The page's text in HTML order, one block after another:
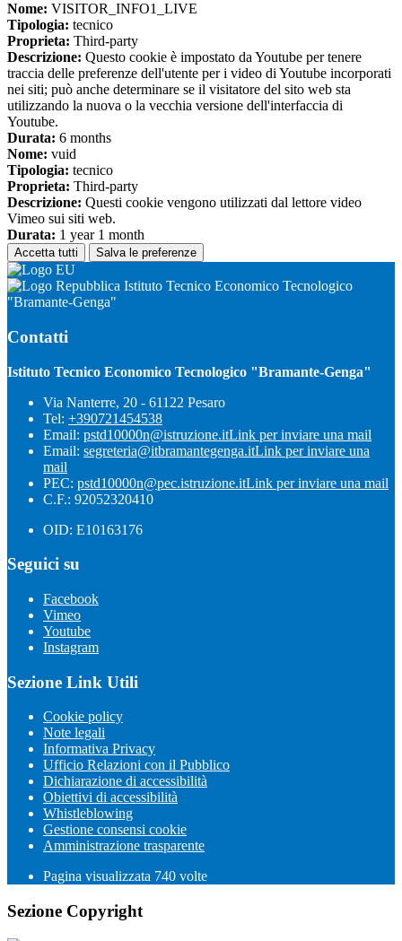
Nome: VISITOR_INFO1_LIVE
Tipologia: tecnico
Proprieta: Third-party
Descrizione: Questo cookie è impostato da Youtube per tenere
traccia delle preferenze dell'utente per i video di Youtube incorporati
nei siti; può anche determinare se il visitatore del sito web sta
utilizzando la nuova o la vecchia versione dell'interfaccia di
Youtube.
Durata: 6 months
Nome: vuid
Tipologia: tecnico
Proprieta: Third-party
Descrizione: Questi cookie vengono utilizzati dal lettore video
Vimeo sui siti web.
Durata: 1 year 1 month
Accetta tutti Salva le preferenze
Istituto Tecnico Economico Tecnologico
"Bramante-Genga"
Contatti
Istituto Tecnico Economico Tecnologico "Bramante-Genga"
Via Nanterre, 20 - 61122 Pesaro
Tel: +390721454538
Email: pstd10000n@istruzione.itLink per inviare una mail
Email: segreteria@itbramantegenga.itLink per inviare una
mail
PEC: pstd10000n@pec.istruzione.itLink per inviare una mail
C.F.: 92052320410
OID: E10163176
Seguici su
Facebook
Vimeo
Youtube
Instagram
Sezione Link Utili
Cookie policy
Note legali
Informativa Privacy
Ufficio Relazioni con il Pubblico
Dichiarazione di accessibilità
Obiettivi di accessibilità
Whistleblowing
Gestione consensi cookie
Amministrazione trasparente
Pagina visualizzata 740 volte
Sezione Copyright